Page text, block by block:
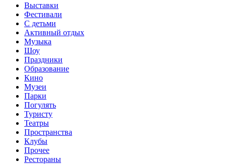
Выставки
Фестивали
С детьми
Активный отдых
Музыка
Шоу
Праздники
Образование
Кино
Музеи
Парки
Погулять
Туристу
Театры
Пространства
Клубы
Прочее
Рестораны